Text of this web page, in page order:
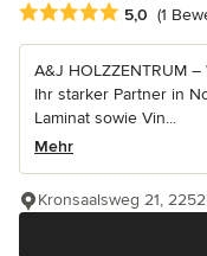
Durchschnittliche
5,0 (1
A&J HOLZZENTRUM
Ihr starker Partner in
Laminat sowie Vin...
Mehr
Kronsaalsweg 21,